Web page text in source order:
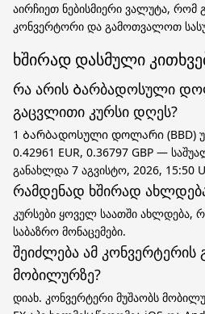
აირჩიეთ ნებისმიერი ვალუტა, რომ
კონვერტორი და გამოთვალოთ
ხშირად დასმული
რა არის Ბარბადოსული
გაცვლითი კურსი დღეს?
1 Ბარბადოსული დოლარი (BBD)
0.42961 EUR, 0.36797 GBP —
განახლდა 7 აგვისტო, 2026, 15:50
რამდენად ხშირად
კურსები ყოველ საათში ახლდება,
საბაზრო მონაცემები.
შეიძლება ამ კონვერტერის
მობილურზე?
დიახ. კონვერტერი მუშაობს